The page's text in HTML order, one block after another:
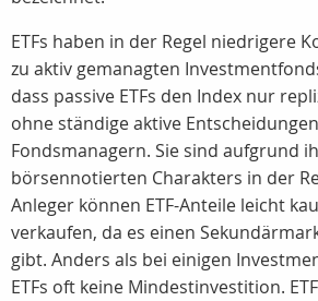
ETFs haben in der Regel niedrigere
zu aktiv gemanagten
dass passive ETFs den Index nur
ohne ständige aktive
Fondsmanagern. Sie sind aufgrund
börsennotierten Charakters in der
Anleger können ETF-Anteile leicht
verkaufen, da es einen
gibt. Anders als bei einigen
ETFs oft keine Mindestinvestition.